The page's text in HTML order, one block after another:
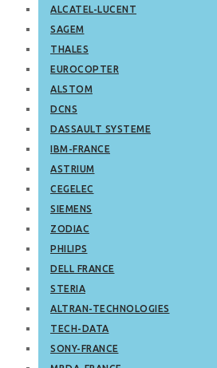
ALCATEL-LUCENT
SAGEM
THALES
EUROCOPTER
ALSTOM
DCNS
DASSAULT SYSTEME
IBM-FRANCE
ASTRIUM
CEGELEC
SIEMENS
ZODIAC
PHILIPS
DELL FRANCE
STERIA
ALTRAN-TECHNOLOGIES
TECH-DATA
SONY-FRANCE